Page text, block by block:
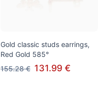
Gold classic studs earrings,
Red Gold 585°
155.28 € 131.99 €